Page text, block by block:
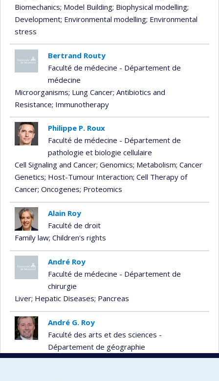
Biomechanics; Model Building; Biophysical modelling;
Development; Environmental modelling; Environmental
stress
Bertrand Routy
Faculté de médecine - Département de
médecine
Microorganisms; Lung Cancer; Antibiotics and
Resistance; Immunotherapy
Philippe P. Roux
Faculté de médecine - Département de
pathologie et biologie cellulaire
Cell Signaling and Cancer; Genomics; Metabolism; Cancer
Genetics; Host-Tumour Interaction; Cell Therapy of
Cancer; Oncogenes; Proteomics
Alain Roy
Faculté de droit
Family law; Children's rights
André Roy
Faculté de médecine - Département de
chirurgie
Liver; Hepatic Diseases; Pancreas
André G. Roy
Faculté des arts et des sciences -
Département de géographie